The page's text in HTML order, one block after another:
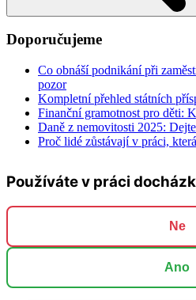
Doporučujeme
Co obnáší podnikání při
pozor
Kompletní přehled státních
Finanční gramotnost pro děti:
Daně z nemovitosti 2025:
Proč lidé zůstávají v práci,
Používáte v práci
Ne
Ano